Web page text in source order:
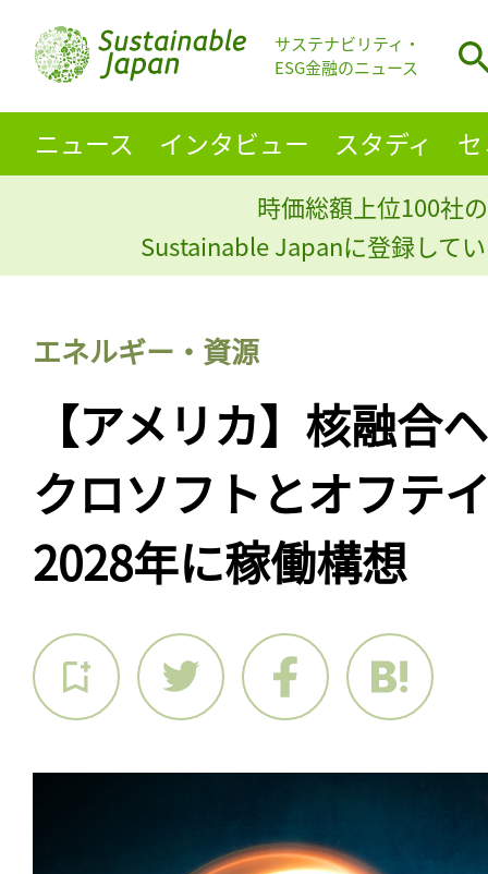
サステナビリティ・
ESG金融のニュース
ニュース インタビュー スタディ
時価総額上位100社
Sustainable Japanに登録して
エネルギー・資源
【アメリカ】核融合
クロソフトとオフテ
2028年に稼働構想